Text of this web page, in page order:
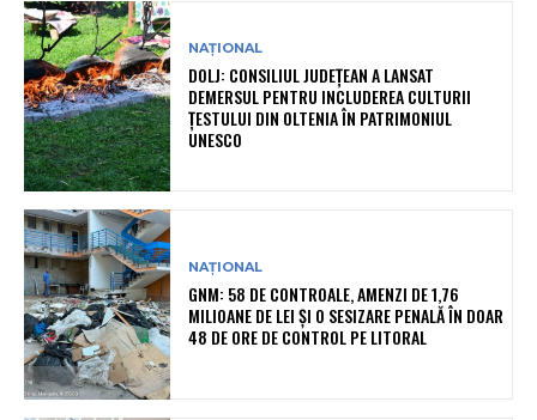
NAȚIONAL
DOLJ: CONSILIUL JUDEȚEAN A LANSAT
DEMERSUL PENTRU INCLUDEREA CULTURII
ȚESTULUI DIN OLTENIA ÎN PATRIMONIUL
UNESCO
NAȚIONAL
GNM: 58 DE CONTROALE, AMENZI DE 1,76
MILIOANE DE LEI ȘI O SESIZARE PENALĂ ÎN DOAR
48 DE ORE DE CONTROL PE LITORAL